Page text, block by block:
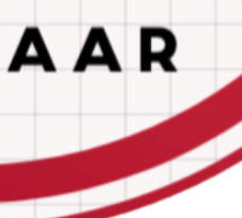
aan ons beschikbaar
doel. MeetAds is op basis
met betrekking tot